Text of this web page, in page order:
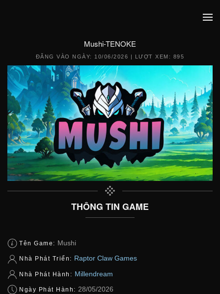
Mushi-TENOKE
ĐĂNG VÀO NGÀY: 10/06/2026 | LƯỢT XEM: 895
THÔNG TIN GAME
Tên Game: Mushi
Nhà Phát Triển: Raptor Claw Games
Nhà Phát Hành: Millendream
Ngày Phát Hành: 28/05/2026